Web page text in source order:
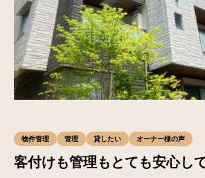
物件管理 管理 貸したい オーナー様の声
客付けも管理もとても安心し